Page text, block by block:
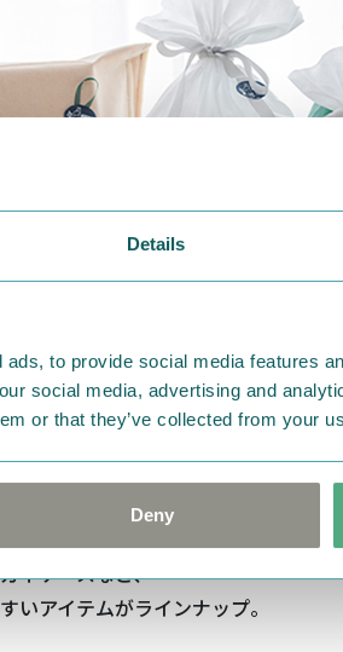
Details
to provide social media features
social media, advertising and
or that they’ve collected from your
Deny
ーズ「PLAYFUL」では、
ネケースなど、
いアイテムがラインナップ。